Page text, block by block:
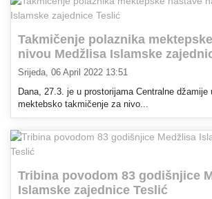
Takmičenje polaznika
nivou Medžlisa Islamske
Srijeda, 06 April 2022 13:51
Dana, 27.3. je u prostorijama Centralne džamije
mektebsko takmičenje za nivo...
Tribina povodom 83 godišnjice
Islamske zajednice Teslić